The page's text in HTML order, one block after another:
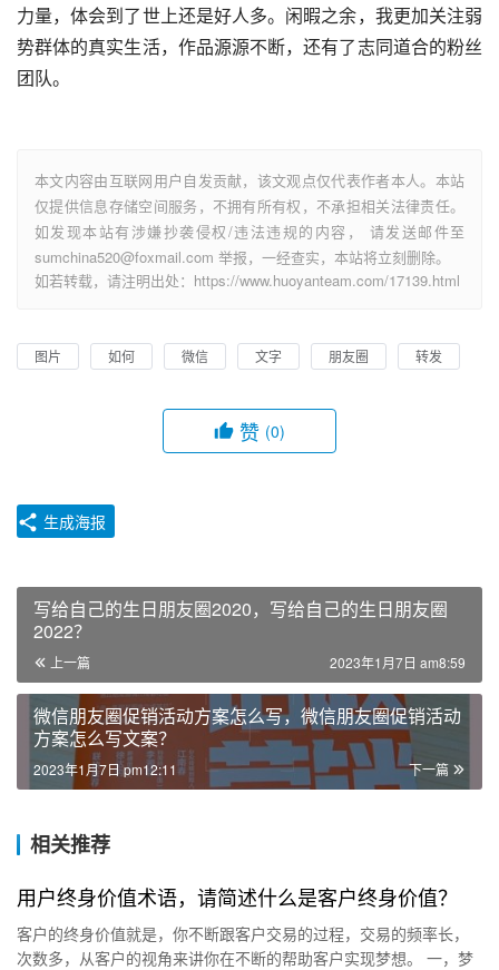
力量，体会到了世上还是好人多。闲暇之余，我更加关注弱
势群体的真实生活，作品源源不断，还有了志同道合的粉丝
团队。
本文内容由互联网用户自发贡献，该文观点仅代表作者本人。本站
仅提供信息存储空间服务，不拥有所有权，不承担相关法律责任。
如发现本站有涉嫌抄袭侵权/违法违规的内容， 请发送邮件至
sumchina520@foxmail.com 举报，一经查实，本站将立刻删除。
如若转载，请注明出处：https://www.huoyanteam.com/17139.html
图片 如何 微信 文字 朋友圈 转发
赞 (0)
生成海报
写给自己的生日朋友圈2020，写给自己的生日朋友圈
2022？
上一篇 2023年1月7日 am8:59
微信朋友圈促销活动方案怎么写，微信朋友圈促销活动
方案怎么写文案？
下一篇
2023年1月7日 pm12:11
相关推荐
用户终身价值术语，请简述什么是客户终身价值？
客户的终身价值就是，你不断跟客户交易的过程，交易的频率长，
次数多，从客户的视角来讲你在不断的帮助客户实现梦想。 一，梦